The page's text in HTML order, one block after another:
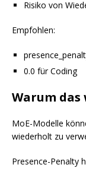
Risiko von
Empfohlen:
0.0 für Coding
Warum
MoE-Modelle
wiederholt zu
Presence-Penalty